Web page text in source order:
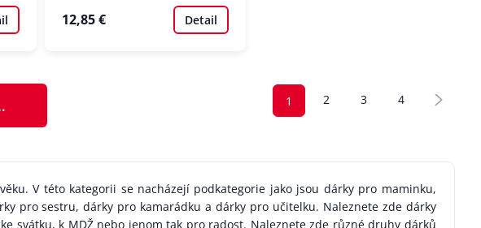
12,85 € Detail
1 2 3 4
V této kategorii se nacházejí podkategorie jako jsou dárky pro maminku,
pro sestru, dárky pro kamarádku a dárky pro učitelku. Naleznete zde dárky
svátku, k MDŽ nebo jenom tak pro radost. Naleznete zde různé druhy dárků